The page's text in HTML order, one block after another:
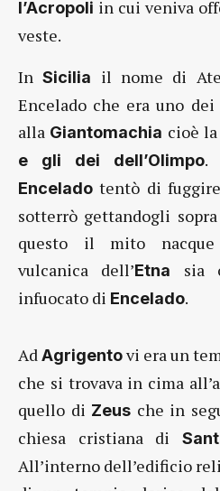
l’Acropoli in cui veniva
veste.
InSicilia
il nome di
Encelado che era uno
alla Giantomachia cioè
e gli dei dell’Olimpo.
Encelado tentò di
sotterrò gettandogli
questo il mito nacque
vulcanica dell’Etna
sia
infuocato di Encelado.
Ad Agrigentovi era un
che si trovava in cima
quello di Zeus che in
chiesa cristiana di
All’interno dell’edificio